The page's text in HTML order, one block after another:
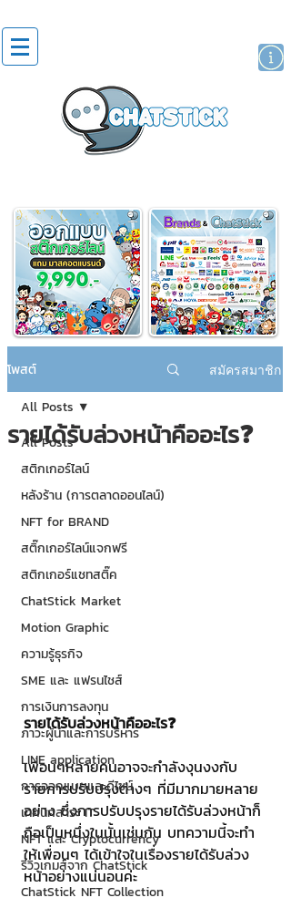
โพสต์ สมัครสมาชิก
All Posts
สติกเกอร์ไลน์
หลังร้าน (การตลาดออนไลน์)
NFT for BRAND
สติ๊กเกอร์ไลน์แจกฟรี
สติกเกอร์แชทสติ๊ค
ChatStick Market
Motion Graphic
ความรู้ธุรกิจ
SME และ แฟรนไชส์
การเงินการลงทุน
ภาวะผู้นำและการบริหาร
LINE application
การออกแบบและดีไซน์
เทคนิคสาระ IT
NFT และ Cryptocurrency
รีวิวเกมส์จาก ChatStick
ChatStick NFT Collection
All Posts
รายได้รับล่วงหน้าคืออะไร❓
รายได้รับล่วงหน้าคืออะไร❓
เพื่อนๆหลายคนอาจจะกำลังงุนงงกับ
รายการปรับปรุงต่างๆ ที่มีมากมายหลาย
อย่าง ซึ่งการปรับปรุงรายได้รับล่วงหน้าก็
ถือเป็นหนึ่งในนั้นเช่นกัน บทความนี้จะทำ
ให้เพื่อนๆ ได้เข้าใจในเรื่องรายได้รับล่วง
หน้าอย่างแน่นอนค่ะ